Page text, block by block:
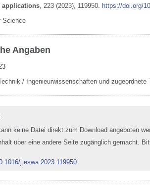
applications, 223 (2023), 119950. https://doi.org/
Science
Angaben
/ Ingenieurwissenschaften und zugeordnete
keine Datei direkt zum Download angeboten
über eine andere Seite zugänglich gemacht.
j.eswa.2023.119950